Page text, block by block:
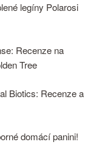
legíny Polarosi
Recenze na
Tree
Biotics: Recenze a
domácí panini!